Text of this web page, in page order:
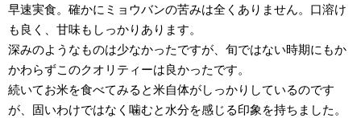
早速実食。確かにミョウバンの苦みは全くありません。口溶け
も良く、甘味もしっかりあります。
深みのようなものは少なかったですが、旬ではない時期にもか
かわらずこのクオリティーは良かったです。
続いてお米を食べてみると米自体がしっかりしているのです
が、固いわけではなく噛むと水分を感じる印象を持ちました。